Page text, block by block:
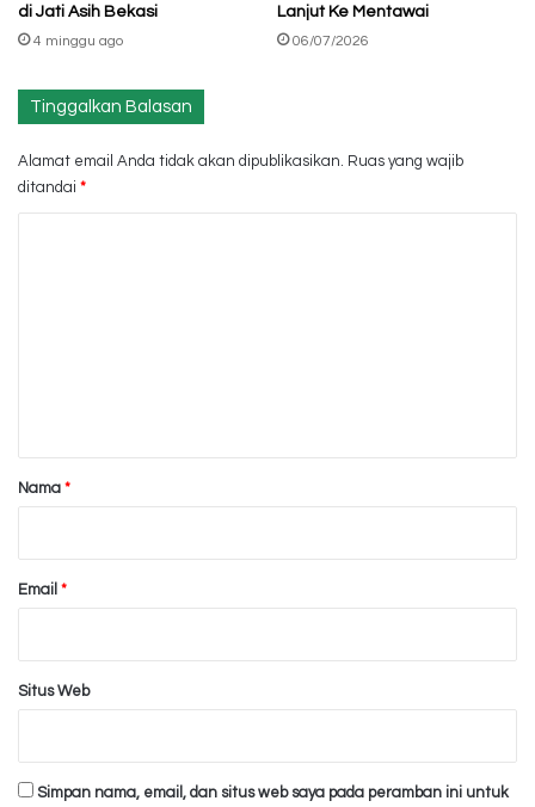
di Jati Asih Bekasi
4 minggu ago
Lanjut Ke Mentawai
06/07/2026
Tinggalkan Balasan
Alamat email Anda tidak akan dipublikasikan. Ruas yang wajib
ditandai *
rNama *
Email *
Situs Web
Simpan nama, email, dan situs web saya pada peramban ini untuk